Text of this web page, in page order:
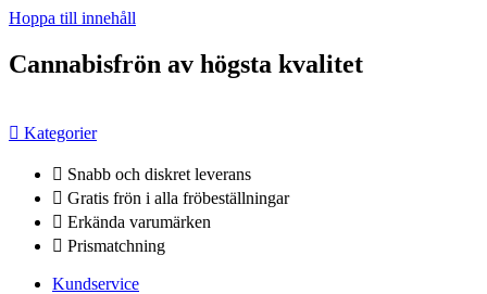
Hoppa till innehåll
Cannabisfrön av högsta kvalitet
Kategorier
Snabb och diskret leverans
Gratis frön i alla fröbeställningar
Erkända varumärken
Prismatchning
Kundservice